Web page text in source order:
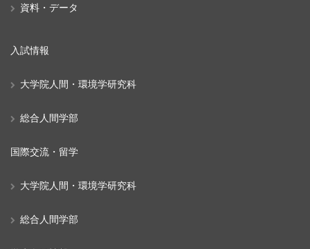
資料・データ
入試情報
大学院人間・環境学研究科
総合人間学部
国際交流・留学
大学院人間・環境学研究科
総合人間学部